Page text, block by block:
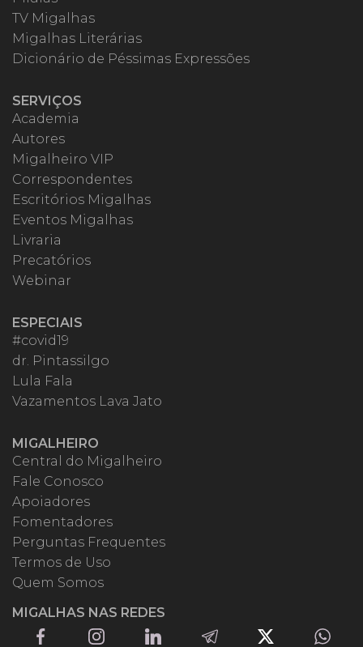
TV Migalhas
Migalhas Literárias
Dicionário de Péssimas Expressões
SERVIÇOS
Academia
Autores
Migalheiro VIP
Correspondentes
Escritórios Migalhas
Eventos Migalhas
Livraria
Precatórios
Webinar
ESPECIAIS
#covid19
dr. Pintassilgo
Lula Fala
Vazamentos Lava Jato
MIGALHEIRO
Central do Migalheiro
Fale Conosco
Apoiadores
Fomentadores
Perguntas Frequentes
Termos de Uso
Quem Somos
MIGALHAS NAS REDES